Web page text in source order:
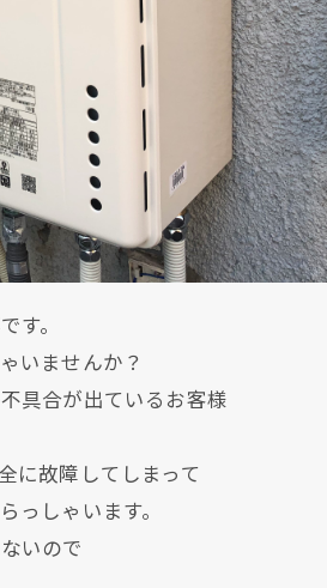
す。
いませんか？
具合が出ているお客様
に故障してしまって
っしゃいます。
いので